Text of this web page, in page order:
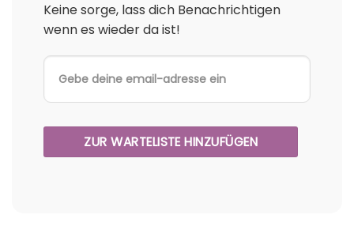
Keine sorge, lass dich Benachrichtigen
wenn es wieder da ist!